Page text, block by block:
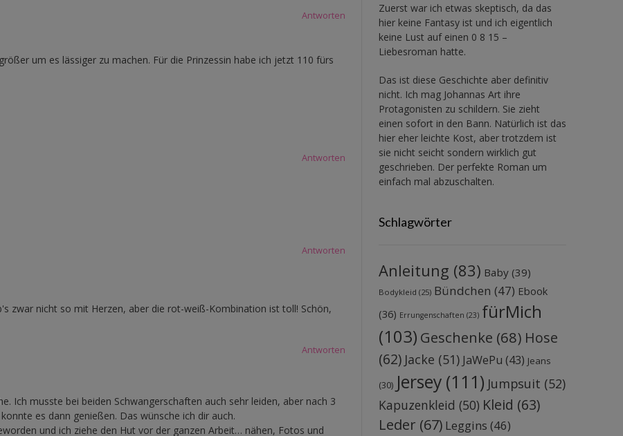
Antworten
um es lässiger zu machen. Für die Prinzessin habe ich jetzt 110 fürs
Antworten
Antworten
zwar nicht so mit Herzen, aber die rot-weiß-Kombination ist toll! Schön,
Antworten
Ich musste bei beiden Schwangerschaften auch sehr leiden, aber nach 3
es dann genießen. Das wünsche ich dir auch.
und ich ziehe den Hut vor der ganzen Arbeit… nähen, Fotos und
Zuerst war ich etwas skeptisch, da das
hier keine Fantasy ist und ich eigentlich
keine Lust auf einen 0 8 15 –
Liebesroman hatte.
Das ist diese Geschichte aber definitiv
nicht. Ich mag Johannas Art ihre
Protagonisten zu schildern. Sie zieht
einen sofort in den Bann. Natürlich ist das
hier eher leichte Kost, aber trotzdem ist
sie nicht seicht sondern wirklich gut
geschrieben. Der perfekte Roman um
einfach mal abzuschalten.
Schlagwörter
Anleitung (83) Baby(39)
Bodykleid (25) Bündchen (47) Ebook
(36) Errungenschaften (23) fürMich
(103) Geschenke (68) Hose
(62) Jacke (51) JaWePu (43) Jeans
(30) Jersey(111) Jumpsuit (52)
Kapuzenkleid (50) Kleid (63)
Leder (67) Leggins (46)